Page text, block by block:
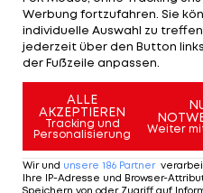
kam dabei jedoch meist
Insgesamt machte er
ÖFB-WM-FahrerStefan
45 Pflichtspiele.
Mainz hingegen
eines anderen
Werbung fortzufahren. Sie
individuelle Auswahl zu
jederzeit über den Button
der Fußzeile anpassen.
ALLE
AKZEPTIEREN
Tracking und
Personalisierung
Weiter
Wir und unsere 186 Partner
Ihre IP-Adresse und Browser-
Speichern von oder Zugriff auf